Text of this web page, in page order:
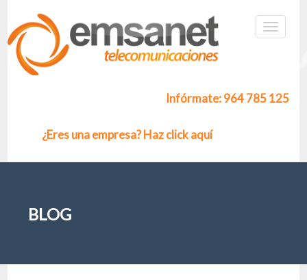
Infórmate: 964 785 125
¿Eres una empresa? Haz click aquí
BLOG